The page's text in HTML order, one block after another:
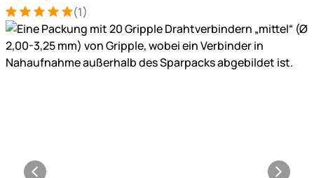
Bewertung: 5 von 5 (1 Bewertungen)
1 Bewertung (1)
Produktgalerie